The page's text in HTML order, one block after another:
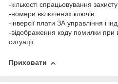
-кількості спрацьовування
-номери включених ключів
-інверсії плати ЗА управління і
-відображення коду помилки при
ситуації
Приховати